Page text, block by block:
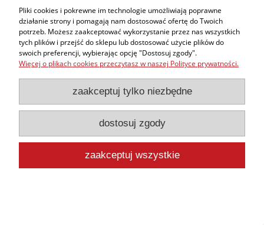
Cena netto:
do koszyka
Bateria do AED Primedic 6 lat
Pliki cookies i pokrewne im technologie umożliwiają poprawne
działanie strony i pomagają nam dostosować ofertę do Twoich
potrzeb. Możesz zaakceptować wykorzystanie przez nas wszystkich
tych plików i przejść do sklepu lub dostosować użycie plików do
swoich preferencji, wybierając opcję "Dostosuj zgody".
Więcej o plikach cookies przeczytasz w naszej Polityce prywatności.
zaakceptuj tylko niezbędne
dostosuj zgody
zaakceptuj wszystkie